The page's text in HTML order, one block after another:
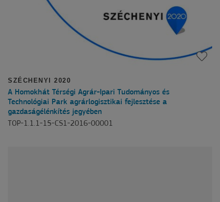
SZÉCHENYI 2020
A Homokhát Térségi Agrár-Ipari Tudományos és
Technológiai Park agrárlogisztikai fejlesztése a
gazdaságélénkítés jegyében
TOP-1.1.1-15-CS1-2016-00001